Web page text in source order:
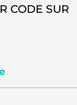
CODE SUR